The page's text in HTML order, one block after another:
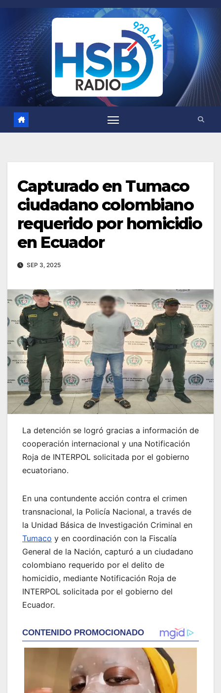
contenido
Capturado en Tumaco
ciudadano colombiano
requerido por homicidio
en Ecuador
SEP 3, 2025
La detención se logró gracias a información de
cooperación internacional y una Notificación
Roja de INTERPOL solicitada por el gobierno
ecuatoriano.
En una contundente acción contra el crimen
transnacional, la Policía Nacional, a través de
la Unidad Básica de Investigación Criminal en
Tumaco y en coordinación con la Fiscalía
General de la Nación, capturó a un ciudadano
colombiano requerido por el delito de
homicidio, mediante Notificación Roja de
INTERPOL solicitada por el gobierno del
Ecuador.